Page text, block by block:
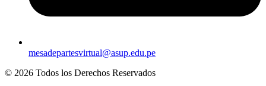
mesadepartesvirtual@asup.edu.pe
© 2026 Todos los Derechos Reservados